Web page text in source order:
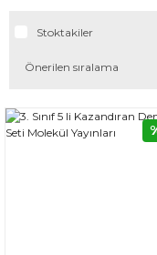
Stoktakiler